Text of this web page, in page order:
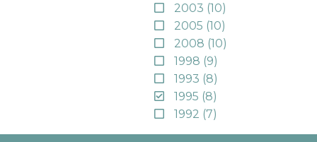
2003 (10)
2005 (10)
2008 (10)
1998 (9)
1993 (8)
1995 (8)
1992 (7)